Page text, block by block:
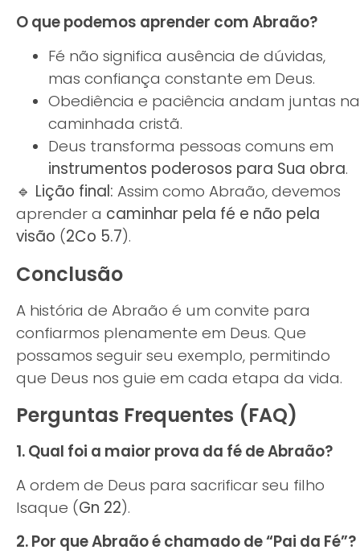
O que podemos aprender com Abraão?
Fé não significa ausência de dúvidas,
mas confiança constante em Deus.
Obediência e paciência andam juntas na
caminhada cristã.
Deus transforma pessoas comuns em
instrumentos poderosos para Sua obra.
🔹 Lição final: Assim como Abraão, devemos
aprender a caminhar pela fé e não pela
visão (2Co 5.7).
Conclusão
A história de Abraão é um convite para
confiarmos plenamente em Deus. Que
possamos seguir seu exemplo, permitindo
que Deus nos guie em cada etapa da vida.
Perguntas Frequentes (FAQ)
1. Qual foi a maior prova da fé de Abraão?
A ordem de Deus para sacrificar seu filho
Isaque (Gn 22).
2. Por que Abraão é chamado de “Pai da Fé”?